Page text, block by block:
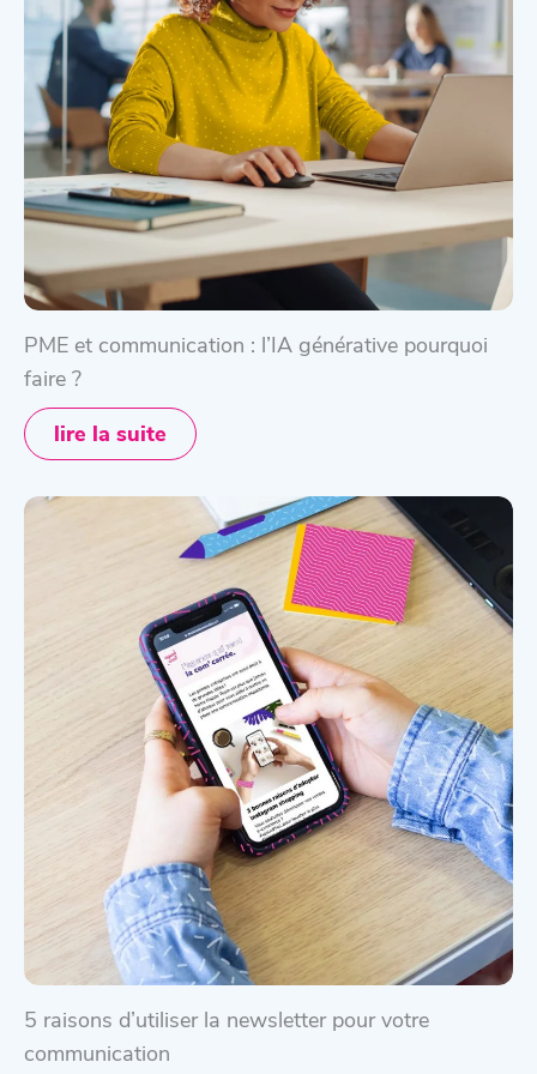
PME et communication : l’IA générative pourquoi
faire ?
lire la suite
5 raisons d’utiliser la newsletter pour votre
communication